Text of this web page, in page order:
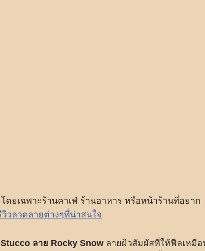
ดยเฉพาะร้านคาเฟ่ ร้านอาหาร หรือหน้าร้านที่อยาก
วิวลวดลายต่างๆที่น่าสนใจ
Stucco ลาย Rocky Snow ลายผิวสัมผัสที่ให้ฟีลเหมือ